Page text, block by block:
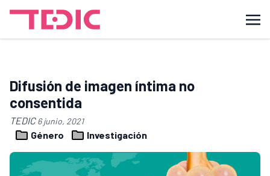
Difusión de imagen íntima no
consentida
TEDIC6 junio, 2021
Género Investigación